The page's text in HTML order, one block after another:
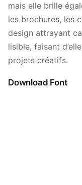
mais elle brille
les brochures, les
design attrayant
lisible, faisant
projets créatifs.
Download Font